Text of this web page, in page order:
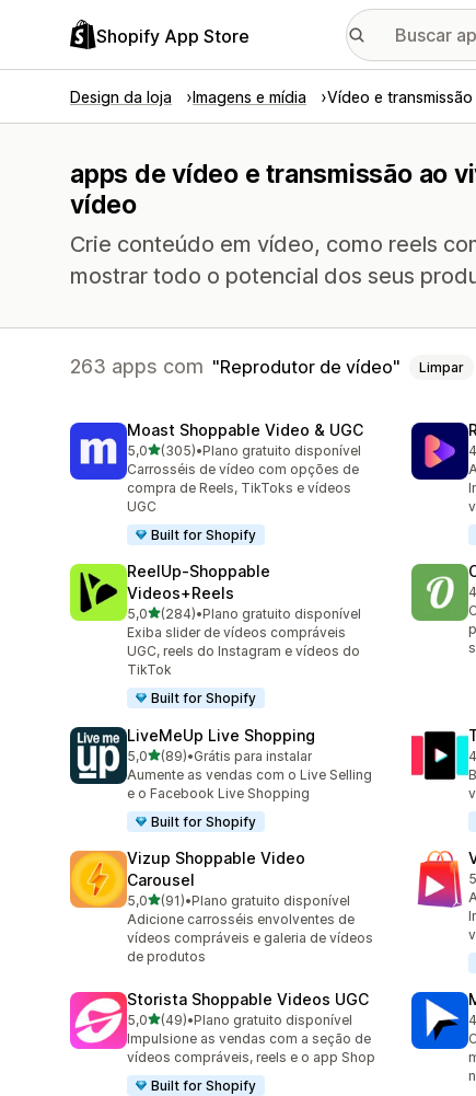
Shopify App Store
Design da loja Imagens e mídia Vídeo e
apps de vídeo e transmissão ao
vídeo
Crie conteúdo em vídeo, como reels
mostrar todo o potencial dos seus
263 apps com Reprodutor de vídeo Limpar
Moast Shoppable Video & UGC
5,0de 5 estrelas
(305)
305 avaliações ao todo
•Plano gratuito disponível
Carrosséis de vídeo com opções de
compra de Reels, TikToks e vídeos
UGC
Built for Shopify
ReelUp‑Shoppable
Videos+Reels
5,0de 5 estrelas
(284)
284 avaliações ao todo
•Plano gratuito disponível
Exiba slider de vídeos compráveis
UGC, reels do Instagram e vídeos do
TikTok
Built for Shopify
LiveMeUp Live Shopping
5,0de 5 estrelas
(89)
89 avaliações ao todo
•Grátis para instalar
Aumente as vendas com o Live Selling
e o Facebook Live Shopping
Built for Shopify
Vizup Shoppable Video
Carousel
5,0de 5 estrelas
(91)
91 avaliações ao todo
•Plano gratuito disponível
Adicione carrosséis envolventes de
vídeos compráveis e galeria de vídeos
de produtos
Storista Shoppable Videos UGC
5,0de 5 estrelas
(49)
49 avaliações ao todo
•Plano gratuito disponível
Impulsione as vendas com a seção de
vídeos compráveis, reels e o app Shop
Built for Shopify